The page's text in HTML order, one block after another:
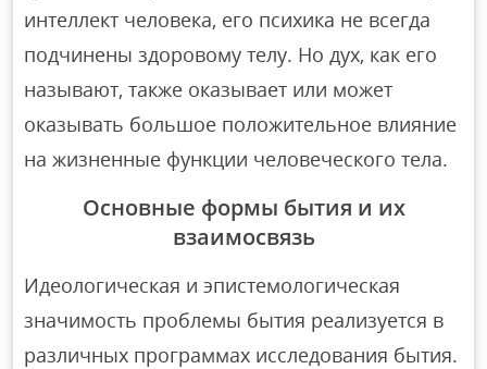
интеллект человека, его психика не всегда
подчинены здоровому телу. Но дух, как его
называют, также оказывает или может
оказывать большое положительное влияние
на жизненные функции человеческого тела.
Основные формы бытия и их
взаимосвязь
Идеологическая и эпистемологическая
значимость проблемы бытия реализуется в
различных программах исследования бытия.